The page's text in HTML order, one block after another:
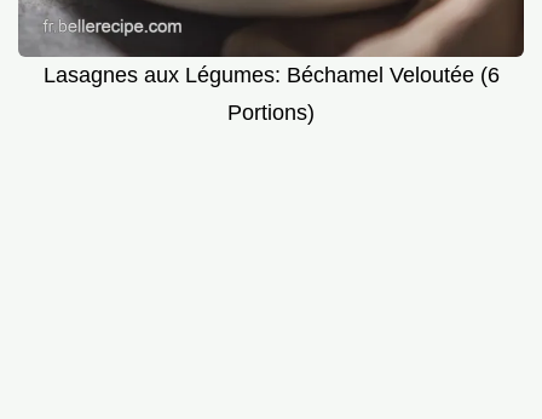
Lasagnes aux Légumes: Béchamel Veloutée (6
Portions)